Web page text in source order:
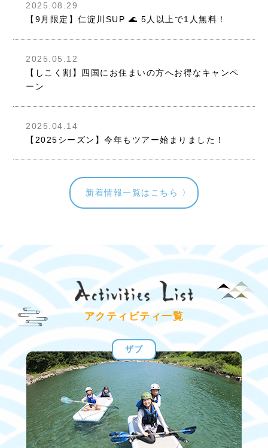
2025.08.29
【9月限定】仁淀川SUP 🌊 5人以上で1人無料！
2025.05.12
【しこく割】四国にお住まいの方へお得なキャンペ
ーン
2025.04.14
【2025シーズン】今年もツアー始まりました！
新着情報一覧はこちら
アクティビティ一覧
ザブ